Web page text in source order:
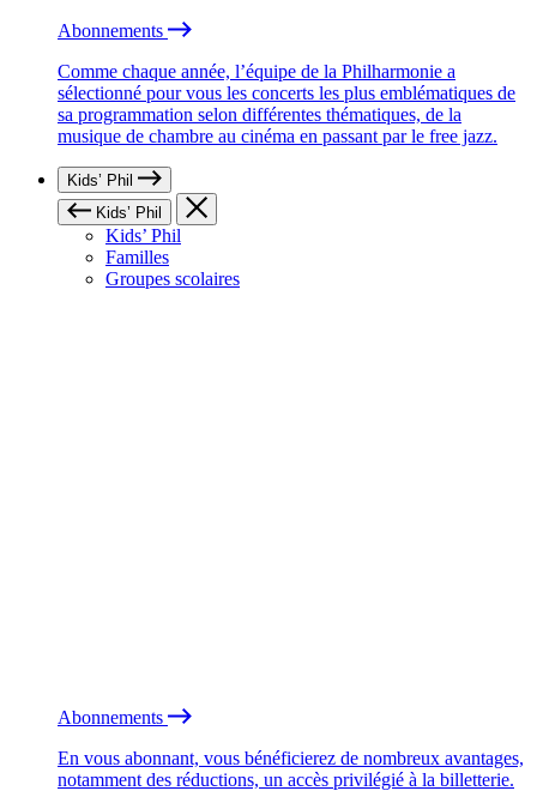
Abonnements
Comme chaque année, l’équipe de la Philharmonie a
sélectionné pour vous les concerts les plus emblématiques de
sa programmation selon différentes thématiques, de la
musique de chambre au cinéma en passant par le free jazz.
Kids’ Phil
Kids’ Phil
Kids’ Phil
Familles
Groupes scolaires
Abonnements
En vous abonnant, vous bénéficierez de nombreux avantages,
notamment des réductions, un accès privilégié à la billetterie.